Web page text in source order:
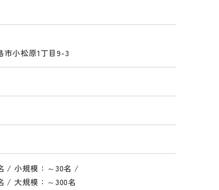
市小松原1丁目9-3
/ 小規模：～30名 /
/ 大規模：～300名